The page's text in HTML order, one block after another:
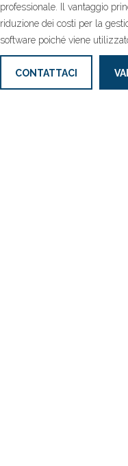
professionale. Il vantaggio
riduzione dei costi per la
software poiché viene
CONTATTACI